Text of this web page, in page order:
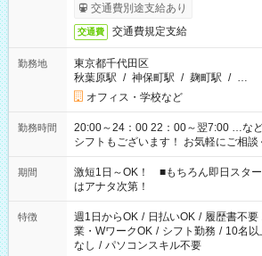
交通費別途支給あり
交通費 交通費規定支給
勤務地
東京都千代田区
秋葉原駅 / 神保町駅 / 麹町駅 / …
オフィス・学校など
勤務時間
20:00～24：00 22：00～翌7:00 …など1日4
シフトもございます！ お気軽にご相談
期間
激短1日～OK！ ■もちろん即日スタ
はアナタ次第！
特徴 週1日からOK / 日払いOK / 履歴書不要
業・WワークOK / シフト勤務 / 10名以
なし / パソコンスキル不要